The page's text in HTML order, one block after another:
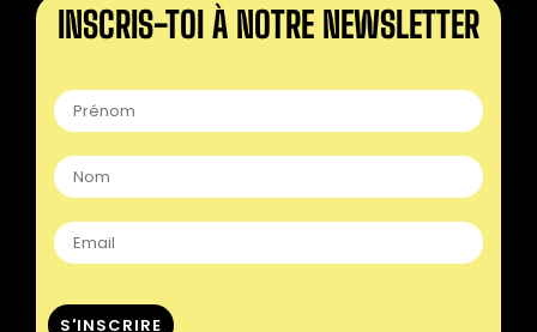
INSCRIS-TOI À NOTRE NEWSLETTER